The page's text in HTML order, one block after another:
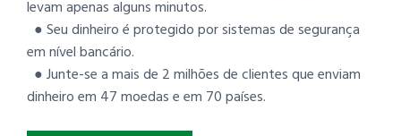
levam apenas alguns minutos.
● Seu dinheiro é protegido por sistemas de segurança
em nível bancário.
● Junte-se a mais de 2 milhões de clientes que enviam
dinheiro em 47 moedas e em 70 países.